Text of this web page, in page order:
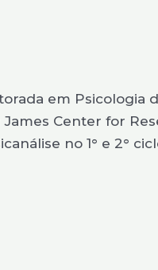
em Psicologia
Center for
no 1° e 2°